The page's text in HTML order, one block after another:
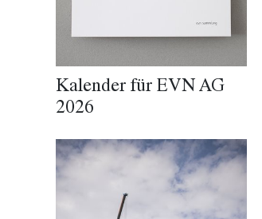
Kalender für EVN AG
2026